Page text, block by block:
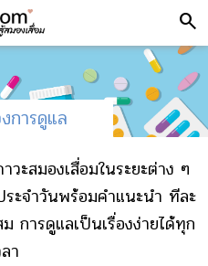
search
การดูแล
วะสมองเสื่อมในระยะต่าง ๆ
ะจำวันพร้อมคำแนะนำ ทีละ
การดูแลเป็นเรื่องง่ายได้ทุก
า